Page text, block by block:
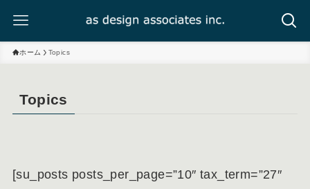
ホーム Topics
Topics
[su_posts posts_per_page=”10″ tax_term=”27″